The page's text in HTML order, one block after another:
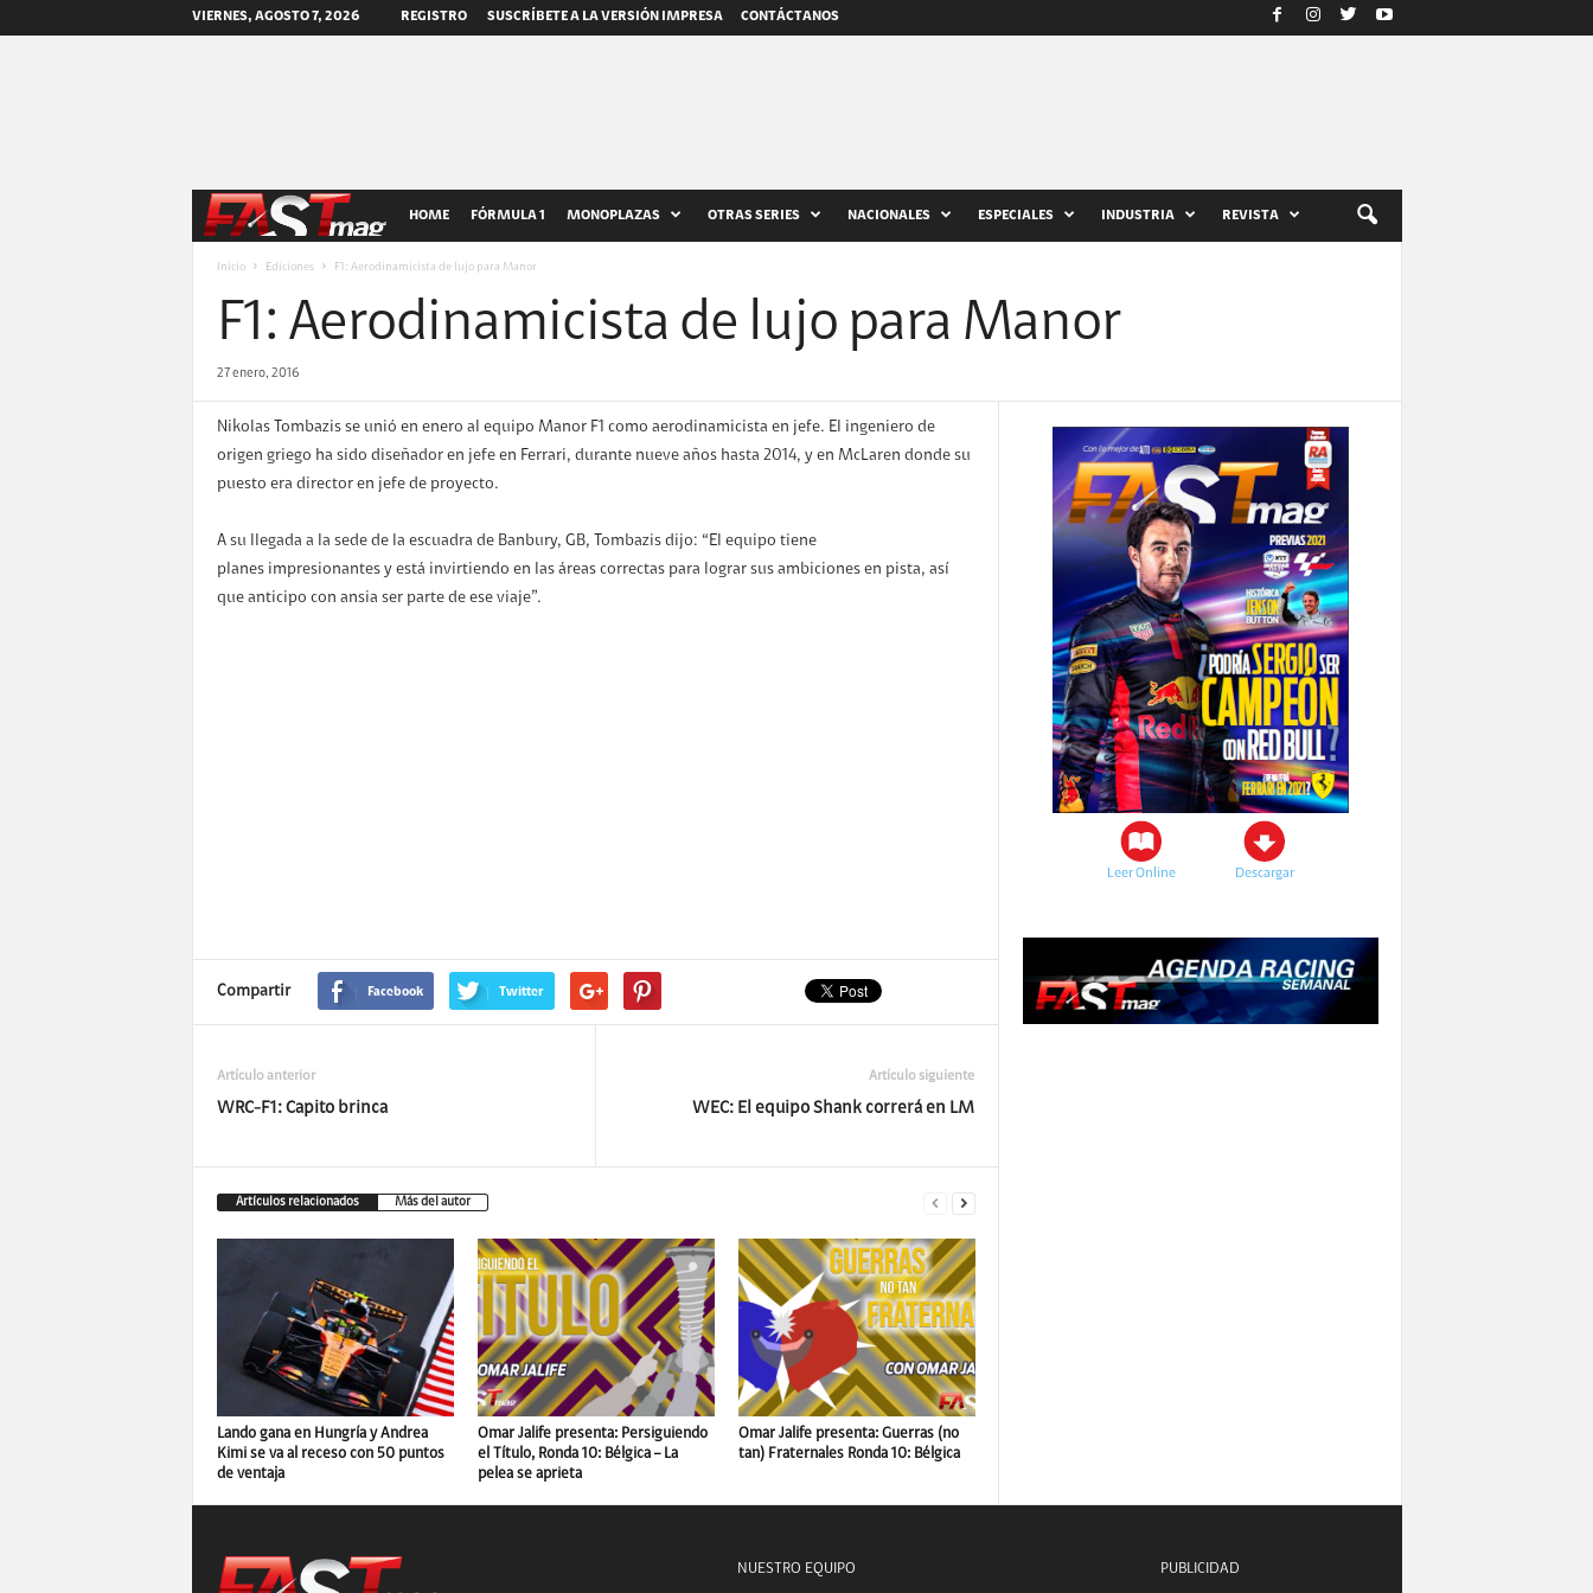
VIERNES, AGOSTO 7, 2026 REGISTRO SUSCRÍBETE A LA VERSIÓN IMPRESA CONTÁCTANOS
A
S
m
a
HOME FÓRMULA 1 MONOPLAZAS OTRAS SERIES NACIONALES ESPECIALES INDUSTRIA REVISTA
Inicio Ediciones F1: Aerodinamicista de lujo para Manor
F1: Aerodinamicista de lujo para Manor
27 enero, 2016
Nikolas Tombazis se unió en enero al equipo Manor F1 como aerodinamicista en jefe. El ingeniero de
origen griego ha sido diseñador en jefe en Ferrari, durante nueve años hasta 2014, y en McLaren donde su
puesto era director en jefe de proyecto.
A su llegada a la sede de la escuadra de Banbury, GB, Tombazis dijo: “El equipo tiene
planes impresionantes y está invirtiendo en las áreas correctas para lograr sus ambiciones en pista, así
que anticipo con ansia ser parte de ese viaje”.
Compartir Facebook Twitter
Artículo anterior
WRC-F1: Capito brinca
Artículo siguiente
WEC: El equipo Shank correrá en LM
Artículos relacionados Más del autor
Lando gana en Hungría y Andrea
Kimi se va al receso con 50 puntos
de ventaja
Omar Jalife presenta: Persiguiendo
el Título, Ronda 10: Bélgica – La
pelea se aprieta
Omar Jalife presenta: Guerras (no
tan) Fraternales Ronda 10: Bélgica
Leer Online Descargar
NUESTRO EQUIPO PUBLICIDAD